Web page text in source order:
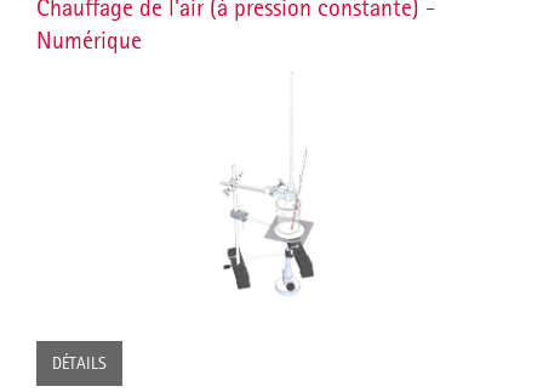
Chauffage de l'air (à pression constante) -
Numérique
DÉTAILS